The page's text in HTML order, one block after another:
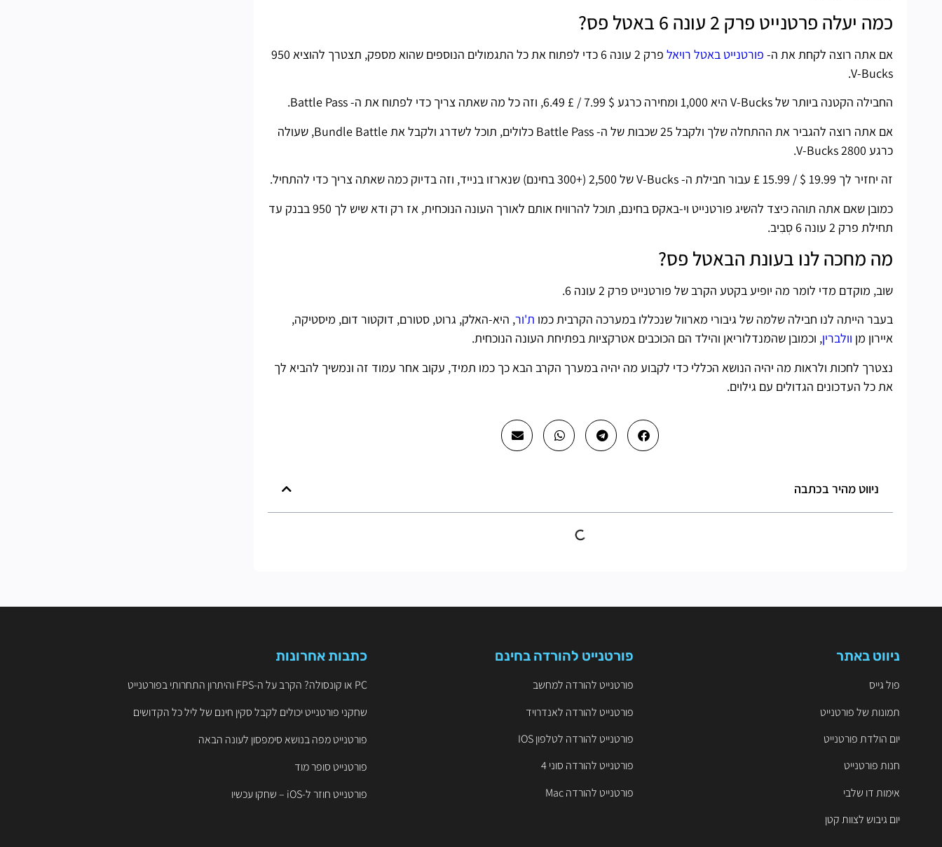
כמה יעלה פרטנייט פרק 2 עונה 6 באטל פס?
אם אתה רוצה לקחת את ה- פורטנייט באטל רויאל
פרק 2 עונה 6 כדי לפתוח את כל התגמולים הנוספים שהוא מספק, תצטרך להוציא 950
V-Bucks.
החבילה הקטנה ביותר של V-Bucks היא 1,000 ומחירה כרגע $ 7.99 / £ 6.49, וזה כל מה שאתה צריך כדי לפתוח את ה- Battle Pass.
אם אתה רוצה להגביר את ההתחלה שלך ולקבל 25 שכבות של ה- Battle Pass כלולים, תוכל לשדרג ולקבל את Bundle Battle, שעולה
כרגע 2800 V-Bucks.
זה יחזיר לך 19.99 $ / 15.99 £ עבור חבילת ה- V-Bucks של 2,500 (+300 בחינם) שנארזו בנייד, וזה בדיוק כמה שאתה צריך כדי להתחיל.
כמובן שאם אתה תוהה כיצד להשיג פורטנייט וי-באקס בחינם, תוכל להרוויח אותם לאורך העונה הנוכחית, אז רק ודא שיש לך 950 בבנק עד
תחילת פרק 2 עונה 6 סְבִיב.
מה מחכה לנו בעונת הבאטל פס?
שוב, מוקדם מדי לומר מה יופיע בקטע הקרב של פורטנייט פרק 2 עונה 6.
בעבר הייתה לנו חבילה שלמה של גיבורי מארוול שנכללו במערכה הקרבית כמו ת'ור, היא-האלק, גרוט, סטורם, דוקטור דום, מיסטיקה,
איירון מן וולברין, וכמובן שהמנדלוריאן והילד הם הכוכבים אטרקציות בפתיחת העונה הנוכחית.
נצטרך לחכות ולראות מה יהיה הנושא הכללי כדי לקבוע מה יהיה במערך הקרב הבא כך כמו תמיד, עקוב אחר עמוד זה ונמשיך להביא לך
את כל העדכונים הגדולים עם גילוים.
ניווט מהיר בכתבה
ניווט באתר
פול גייס
תמונות של פורטנייט
יום הולדת פורטנייט
חנות פורטנייט
אימות דו שלבי
יום גיבוש לצוות קטן
פורטנייט להורדה בחינם
פורטנייט להורדה למחשב
פורטנייט להורדה לאנדרויד
פורטנייט להורדה לטלפון IOS
פורטנייט להורדה סוני 4
פורטנייט להורדה Mac
כתבות אחרונות
PC או קונסולה? הקרב על ה-FPS והיתרון התחרותי בפורטנייט
שחקני פורטנייט יכולים לקבל סקין חינם של ליל כל הקדושים
פורטנייט מפה בנושא סימפסון לעונה הבאה
פורטנייט סופר מוד
פורטנייט חוזר ל-iOS – שחקו עכשיו